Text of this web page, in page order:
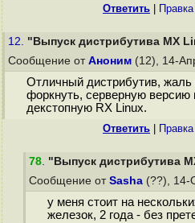
Ответить Правка
12. "Выпуск дистрибутива MX
Сообщение от Аноним (12), 14-
Отличный дистрибутив, жаль
форкнуть, серверную версию
декстопную RX Linux.
Ответить Правка
78. "Выпуск дистрибутива
Сообщение от Sasha (??), 14-
у меня стоит на
железок, 2 года - без